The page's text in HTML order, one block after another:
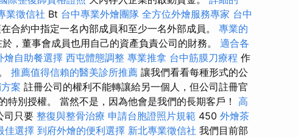
業徵信社 Bt 台中專業外燴團隊 全方位外燴服務專家 台中
合約中指定一名內部成員和至少一名外部成員。 專業的
，董事會成員也用自己的資產負責公司的財務。 適合各
燴自助餐選擇 西屯體態調整 專業推拿 台中筋膜刀療程 作
推薦值得信賴的醫美診所推薦 讓我們看看每種形式的公
案 註冊公司的權利不能轉讓給另一個人，但公司註冊官
別授權。 當然不是，因為他會是我們的長期客戶！ 高
司只要 整復與整骨治療 申請台胞證照片規範 450 外燴茶
佳選擇 到府外燴的便利選擇 新北專業徵信社 我們目前部